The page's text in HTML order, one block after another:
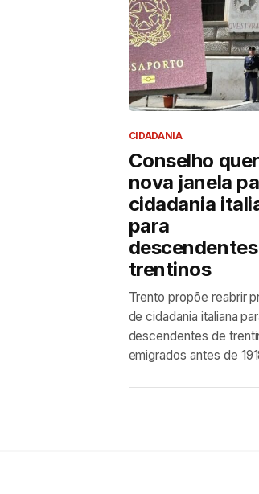
CIDADANIA
Conselho quer
nova janela
cidadania
para
trentinos
Trento propõe reabrir
de cidadania italiana
descendentes de
emigrados antes de